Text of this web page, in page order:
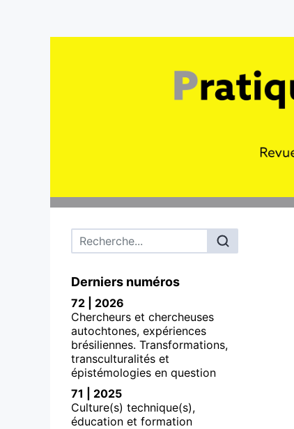
Menu principal
Derniers numéros
72 | 2026
Chercheurs et chercheuses
autochtones, expériences
brésiliennes. Transformations,
transculturalités et
épistémologies en question
71 | 2025
Culture(s) technique(s),
éducation et formation